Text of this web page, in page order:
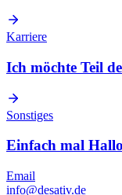
Karriere
Ich möchte Teil
Sonstiges
Einfach mal
Email
info@desativ.de